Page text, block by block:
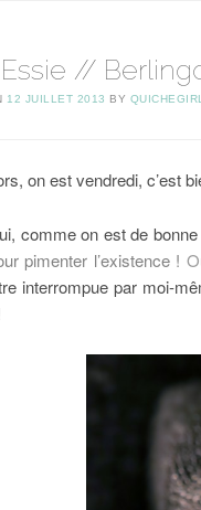
Essie //
12 JUILLET 2013 BY
on est vendredi, c’est
comme on est de
pimenter l’existence !
interrompue par moi-